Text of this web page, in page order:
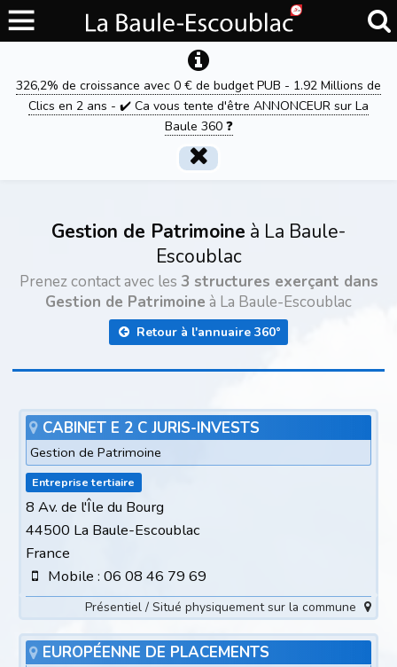
326,2% de croissance avec 0 € de budget PUB - 1.92 Millions de
Clics en 2 ans - ✔️ Ca vous tente d'être ANNONCEUR sur La
Baule 360 ❓
Gestion de Patrimoine à La Baule-
Escoublac
Prenez contact avec les 3 structures exerçant dans
Gestion de Patrimoine à La Baule-Escoublac
Retour à l'annuaire 360°
CABINET E 2 C JURIS-INVESTS
Gestion de Patrimoine
Entreprise tertiaire
8 Av. de l'Île du Bourg
44500 La Baule-Escoublac
France
Mobile : 06 08 46 79 69
Présentiel / Situé physiquement sur la commune
EUROPÉENNE DE PLACEMENTS